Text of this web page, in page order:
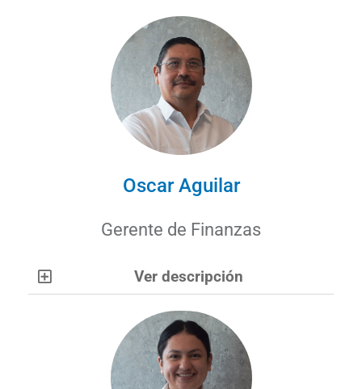
Oscar Aguilar
Gerente de Finanzas
Ver descripción